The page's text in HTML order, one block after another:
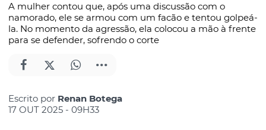
A mulher contou que, após uma discussão com o
namorado, ele se armou com um facão e tentou golpeá-
la. No momento da agressão, ela colocou a mão à frente
para se defender, sofrendo o corte
Escrito por Renan Botega
17 OUT 2025 - 09H33